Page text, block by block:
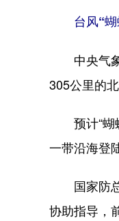
台风“蝴
中央气象
305公里的
预计“蝴
一带沿海登
国家防总
协助指导，